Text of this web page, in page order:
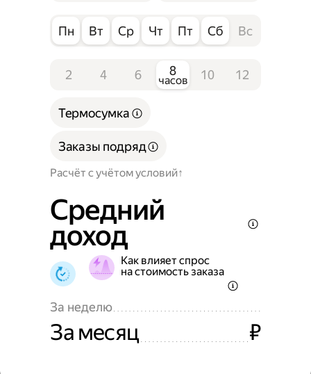
Пн Вт Ср Чт Пт Сб Вс
2 4 6 8
часов 10 12
Расчёт с учётом условий
Термосумка
Заказы подряд
Средний
доход
Как влияет спрос
на стоимость заказа
За неделю
За месяц ₽